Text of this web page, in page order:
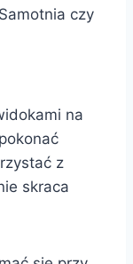
czy
na
z
skraca